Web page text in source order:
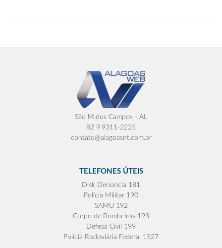
São M.dos Campos - AL
82 9.9311-2225
contato@alagoasnt.com.br
TELEFONES ÚTEIS
Disk Denúncia 181
Polícia Militar 190
SAMU 192
Corpo de Bombeiros 193
Defesa Civil 199
Polícia Rodoviária Federal 1527